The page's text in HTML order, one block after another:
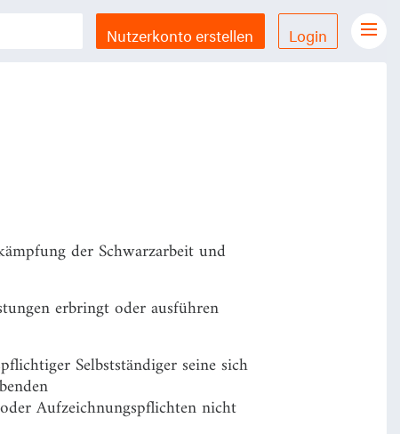
Nutzerkonto erstellen Login
Gesetze Übersicht
Datenschutzerklärung
der Schwarzarbeit und
erbringt oder ausführen
Selbstständiger seine sich
Aufzeichnungspflichten nicht